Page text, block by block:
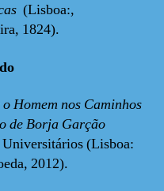
(Lisboa:,
1824).
Homem nos Caminhos
de Borja Garção
(Lisboa:
2012).